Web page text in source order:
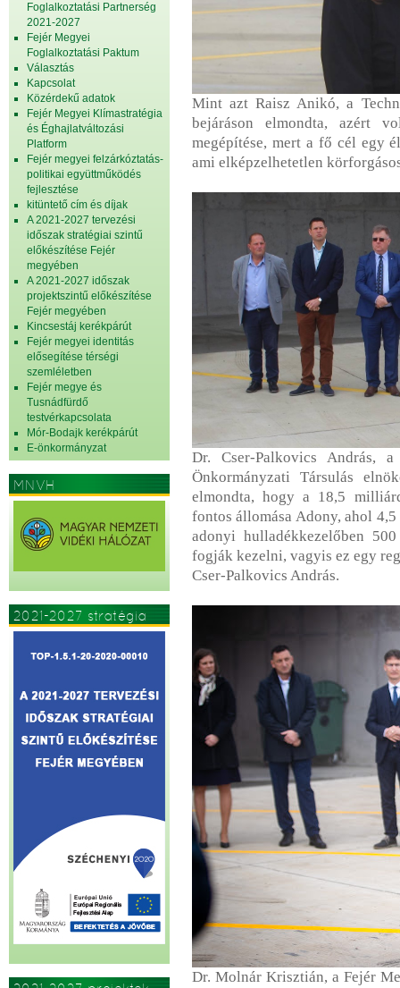
Foglalkoztatási Partnerség
2021-2027
Fejér Megyei
Foglalkoztatási Paktum
Választás
Kapcsolat
Közérdekű adatok
Fejér Megyei Klímastratégia
és Éghajlatváltozási
Platform
Fejér megyei felzárkóztatás-
politikai együttműködés
fejlesztése
kitüntető cím és díjak
A 2021-2027 tervezési
időszak stratégiai szintű
előkészítése Fejér
megyében
A 2021-2027 időszak
projektszintű előkészítése
Fejér megyében
Kincsestáj kerékpárút
Fejér megyei identitás
elősegítése térségi
szemléletben
Fejér megye és
Tusnádfürdő
testvérkapcsolata
Mór-Bodajk kerékpárút
E-önkormányzat
MNVH
2021-2027 stratégia
Mint azt Raisz Anikó, a
bejáráson elmondta, azért
megépítése, mert a fő cél egy
ami elképzelhetetlen
Dr. Cser-Palkovics András, a
Önkormányzati Társulás
elmondta, hogy a 18,5
fontos állomása Adony, ahol
adonyi hulladékkezelőben
fogják kezelni, vagyis ez egy
Cser-Palkovics András.
Dr. Molnár Krisztián, a Fejér